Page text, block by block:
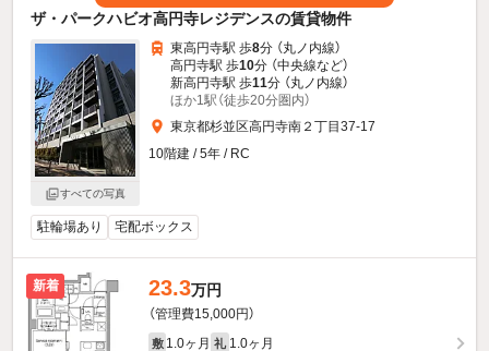
ザ・パークハビオ高円寺レジデンスの賃貸物件
すべての写真
東高円寺駅 歩8分 （丸ノ内線）
高円寺駅 歩10分 （中央線など）
新高円寺駅 歩11分 （丸ノ内線）
ほか1駅（徒歩20分圏内）
東京都杉並区高円寺南２丁目37-17
10階建 / 5年 / RC
駐輪場あり 宅配ボックス
新着 23.3万円
（管理費15,000円）
敷 1.0ヶ月 礼 1.0ヶ月